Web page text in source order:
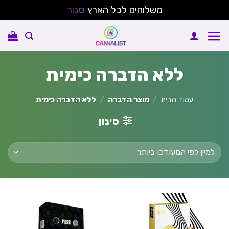
משלוחים לכל הארץ סגור
to
ללא הדברה כימית
עמוד הבית / מוצר הדברה / ללא הדברה כימית
סינון